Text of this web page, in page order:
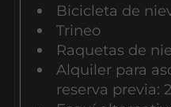
Bicicleta de
Trineo
Raquetas de
Alquiler para
reserva previa: